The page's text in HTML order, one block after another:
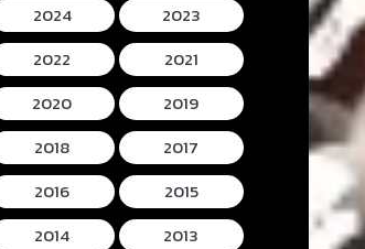
2024
2023
2022
2021
2020
2019
2018
2017
2016
2015
2014
2013